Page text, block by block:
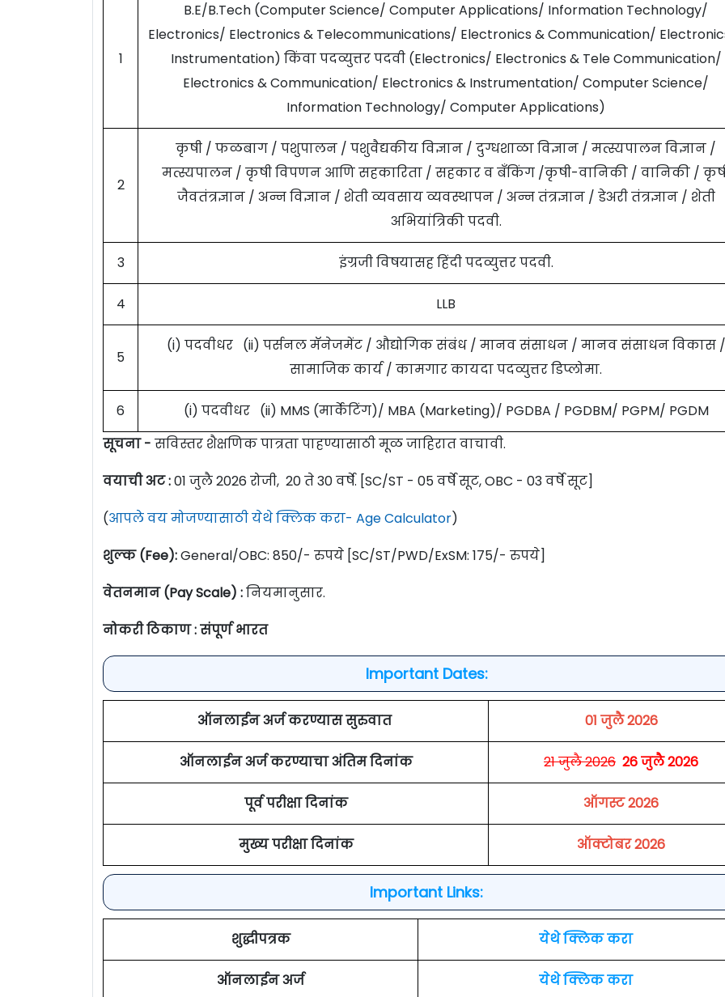
1
B.E/B.Tech (Computer Science/ Computer Applications/ Information Technology/
Electronics/ Electronics & Telecommunications/ Electronics & Communication/
Instrumentation) किंवा पदव्युत्तर पदवी (Electronics/ Electronics & Tele Communication/
Electronics & Communication/ Electronics & Instrumentation/ Computer Science/
Information Technology/ Computer Applications)
2
कृषी / फळबाग / पशुपालन / पशुवैद्यकीय विज्ञान / दुग्धशाळा विज्ञान / मत्स्यपालन विज्ञान /
मत्स्यपालन / कृषी विपणन आणि सहकारिता / सहकार व बँकिंग /कृषी-वानिकी / वानिकी /
जैवतंत्रज्ञान / अन्न विज्ञान / शेती व्यवसाय व्यवस्थापन / अन्न तंत्रज्ञान / डेअरी तंत्रज्ञान / शेती
अभियांत्रिकी पदवी.
3 इंग्रजी विषयासह हिंदी पदव्युत्तर पदवी.
4 LLB
5
(i) पदवीधर (ii) पर्सनल मॅनेजमेंट / औद्योगिक संबंध / मानव संसाधन / मानव संसाधन विकास /
सामाजिक कार्य / कामगार कायदा पदव्युत्तर डिप्लोमा.
6
(i) पदवीधर (ii) MMS (मार्केटिंग)/ MBA (Marketing)/ PGDBA / PGDBM/ PGPM/ PGDM
सूचना - सविस्तर शैक्षणिक पात्रता पाहण्यासाठी मूळ जाहिरात वाचावी.
वयाची अट :01 जुलै 2026 रोजी, 20 ते 30 वर्षे. [SC/ST - 05 वर्षे सूट, OBC - 03 वर्षे सूट]
(आपले वय मोजण्यासाठी येथे क्लिक करा- Age Calculator)
शुल्क (Fee):General/OBC: 850/- रुपये [SC/ST/PWD/ExSM: 175/- रुपये]
वेतनमान (Pay Scale) :नियमानुसार.
नोकरी ठिकाण : संपूर्ण भारत
Important Dates:
ऑनलाईन अर्ज करण्यास सुरुवात 01 जुलै 2026
ऑनलाईन अर्ज करण्याचा अंतिम दिनांक 21 जुलै 2026 26 जुलै 2026
पूर्व परीक्षा दिनांक ऑगस्ट 2026
मुख्य परीक्षा दिनांक ऑक्टोबर 2026
Important Links:
शुद्धीपत्रक येथे क्लिक करा
ऑनलाईन अर्ज येथे क्लिक करा